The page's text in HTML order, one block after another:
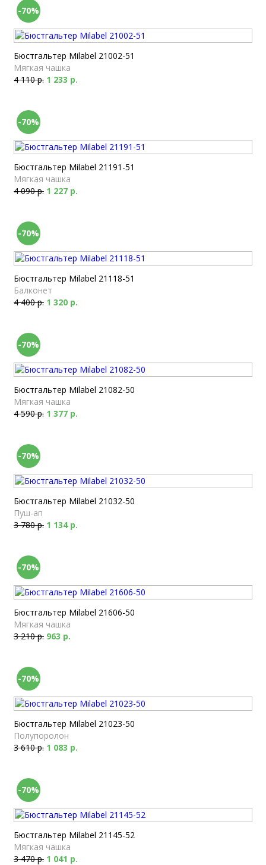
-70%
Бюстгальтер Milabel 21002-51
Мягкая чашка
4 110 р. 1 233 р.
-70%
Бюстгальтер Milabel 21191-51
Мягкая чашка
4 090 р. 1 227 р.
-70%
Бюстгальтер Milabel 21118-51
Балконет
4 400 р. 1 320 р.
-70%
Бюстгальтер Milabel 21082-50
Мягкая чашка
4 590 р. 1 377 р.
-70%
Бюстгальтер Milabel 21032-50
Пуш-ап
3 780 р. 1 134 р.
-70%
Бюстгальтер Milabel 21606-50
Мягкая чашка
3 210 р. 963 р.
-70%
Бюстгальтер Milabel 21023-50
Полупоролон
3 610 р. 1 083 р.
-70%
Бюстгальтер Milabel 21145-52
Мягкая чашка
3 470 р. 1 041 р.